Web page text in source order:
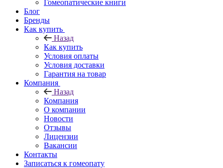
Гомеопатические книги
Блог
Бренды
Как купить
Назад
Как купить
Условия оплаты
Условия доставки
Гарантия на товар
Компания
Назад
Компания
О компании
Новости
Отзывы
Лицензии
Вакансии
Контакты
Записаться к гомеопату